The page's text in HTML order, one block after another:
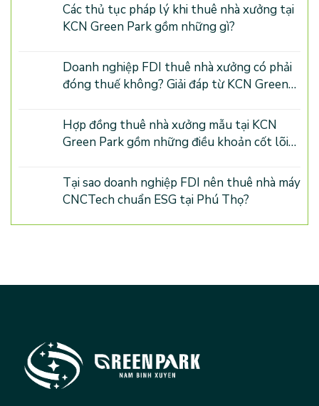
Các thủ tục pháp lý khi thuê nhà xưởng tại
KCN Green Park gồm những gì?
Doanh nghiệp FDI thuê nhà xưởng có phải
đóng thuế không? Giải đáp từ KCN Green
Hợp đồng thuê nhà xưởng mẫu tại KCN
Green Park gồm những điều khoản cốt lõi
Tại sao doanh nghiệp FDI nên thuê nhà máy
CNCTech chuẩn ESG tại Phú Thọ?